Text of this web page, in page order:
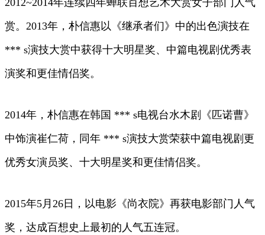
赏。2013年，朴信惠以《继承者们》中的出色演技在
*** s演技大赏中获得十大明星奖、中篇电视剧优秀表
演奖和更佳情侣奖。
2014年，朴信惠在韩国 *** s电视台水木剧《匹诺曹》
中饰演崔仁荷，同年 *** s演技大赏荣获中篇电视剧更
优秀女演员奖、十大明星奖和更佳情侣奖。
2015年5月26日，以电影《尚衣院》再获电影部门人气
奖，达成百想史上最初的人气五连冠。